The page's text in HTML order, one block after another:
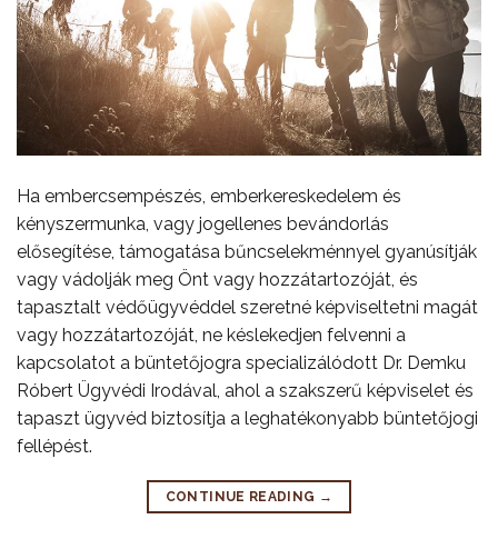
Ha embercsempészés, emberkereskedelem és
kényszermunka, vagy jogellenes bevándorlás
elősegítése, támogatása bűncselekménnyel gyanúsítják
vagy vádolják meg Önt vagy hozzátartozóját, és
tapasztalt védőügyvéddel szeretné képviseltetni magát
vagy hozzátartozóját, ne késlekedjen felvenni a
kapcsolatot a büntetőjogra specializálódott Dr. Demku
Róbert Ügyvédi Irodával, ahol a szakszerű képviselet és
tapaszt ügyvéd biztosítja a leghatékonyabb büntetőjogi
fellépést.
CONTINUE READING →